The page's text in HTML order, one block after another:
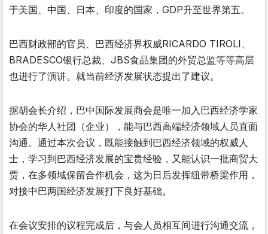
于美国、中国、日本、印度的国家，GDP升至世界第五。
巴西财政部的官员、巴西经济界权威RICARDO TIROLI、
BRADESCO银行总裁、JBS食品集团的外贸总监等等高层
也进行了演讲。就当前经济发展状态提出了建议。
据胡会长介绍，巴中国际发展商会是唯一加入巴西经济学家
协会的华人社团（企业），能与巴西高端经济领域人员直面
沟通。通过本次会议，既能接触到巴西经济领域的权威人
士，学习到巴西经济发展的宝贵经验，又能认识一批商贸大
贾，在多领域保留合作机会，这为日后发挥纽带桥梁作用，
对接中巴两国经济发展打下良好基础。
在会议安排的议程完成后，与会人员相互间进行沟通交流，